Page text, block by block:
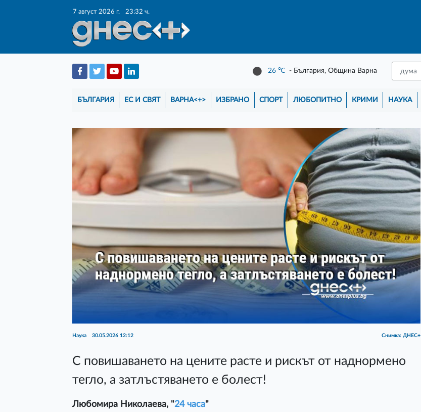
7 август 2026 г. 23:32 ч.
26 ℃ - България, Община Варна
БЪЛГАРИЯ ЕС И СВЯТ ВАРНА<+> ИЗБРАНО СПОРТ ЛЮБОПИТНО КРИМИ НАУКА
Наука 30.05.2026 12:12 Снимка: ДНЕС+
С повишаването на цените расте и рискът от наднормено
тегло, а затлъстяването е болест!
Любомира Николаева, "24 часа"